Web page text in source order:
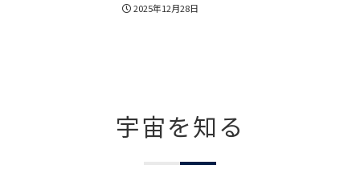
2025年12月28日
宇宙を知る